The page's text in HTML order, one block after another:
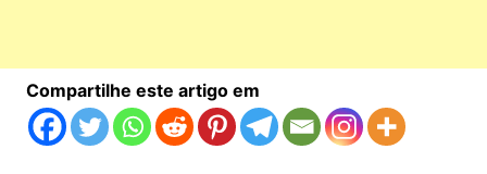
Compartilhe este artigo em